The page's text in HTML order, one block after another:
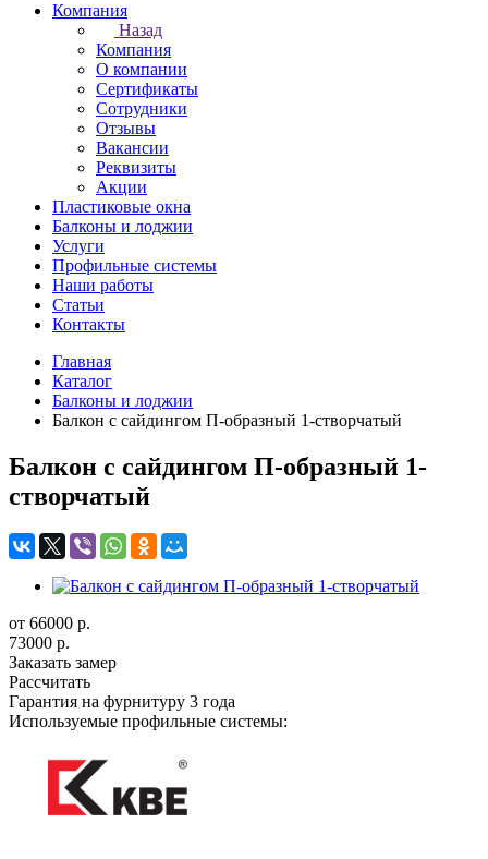
Компания
Назад
Компания
О компании
Сертификаты
Сотрудники
Отзывы
Вакансии
Реквизиты
Акции
Пластиковые окна
Балконы и лоджии
Услуги
Профильные системы
Наши работы
Статьи
Контакты
Главная
Каталог
Балконы и лоджии
Балкон с сайдингом П-образный 1-створчатый
Балкон с сайдингом П-образный 1-
створчатый
от 66000 р.
73000 р.
Заказать замер
Рассчитать
Гарантия на фурнитуру 3 года
Используемые профильные системы: